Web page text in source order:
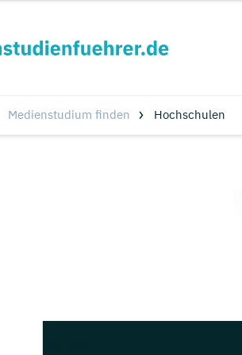
Medienstudium finden Hochschulen